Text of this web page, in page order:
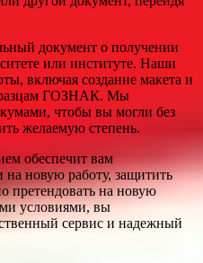
документ о получении
или институте. Наши
включая создание макета и
ГОЗНАК. Мы
чтобы вы могли без
желаемую степень.
обеспечит вам
на новую работу, защитить
претендовать на новую
условиями, вы
сервис и надежный